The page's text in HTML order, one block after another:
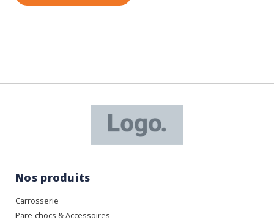
Nos produits
Carrosserie
Pare-chocs & Accessoires